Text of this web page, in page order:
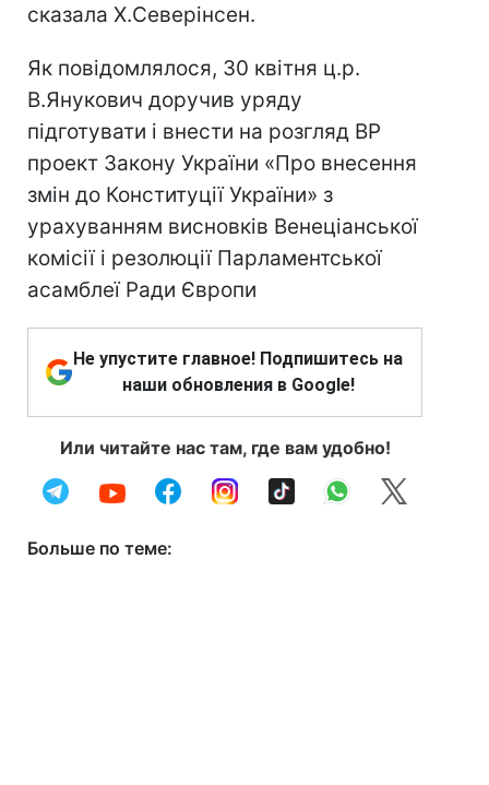
сказала Х.Северінсен.
Як повідомлялося, 30 квітня ц.р.
В.Янукович доручив уряду
підготувати і внести на розгляд ВР
проект Закону України «Про внесення
змін до Конституції України» з
урахуванням висновків Венеціанської
комісії і резолюції Парламентської
асамблеї Ради Європи
Не упустите главное! Подпишитесь на
наши обновления в Google!
Или читайте нас там, где вам удобно!
Больше по теме: